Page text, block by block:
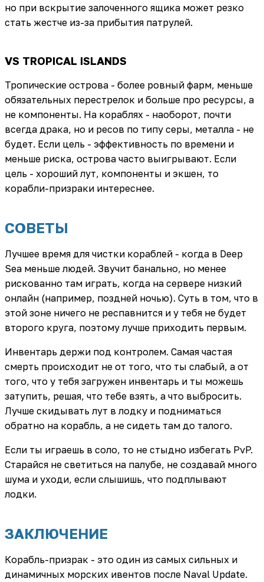
но при вскрытие залоченного ящика может резко
стать жестче из-за прибытия патрулей.
VS TROPICAL ISLANDS
Тропические острова - более ровный фарм, меньше
обязательных перестрелок и больше про ресурсы, а
не компоненты. На кораблях - наоборот, почти
всегда драка, но и ресов по типу серы, металла - не
будет. Если цель - эффективность по времени и
меньше риска, острова часто выигрывают. Если
цель - хороший лут, компоненты и экшен, то
корабли-призраки интереснее.
СОВЕТЫ
Лучшее время для чистки кораблей - когда в Deep
Sea меньше людей. Звучит банально, но менее
рискованно там играть, когда на сервере низкий
онлайн (например, поздней ночью). Суть в том, что в
этой зоне ничего не респавнится и у тебя не будет
второго круга, поэтому лучше приходить первым.
Инвентарь держи под контролем. Самая частая
смерть происходит не от того, что ты слабый, а от
того, что у тебя загружен инвентарь и ты можешь
затупить, решая, что тебе взять, а что выбросить.
Лучше скидывать лут в лодку и подниматься
обратно на корабль, а не сидеть там до талого.
Если ты играешь в соло, то не стыдно избегать PvP.
Старайся не светиться на палубе, не создавай много
шума и уходи, если слышишь, что подплывают
лодки.
ЗАКЛЮЧЕНИЕ
Корабль-призрак - это один из самых сильных и
динамичных морских ивентов после Naval Update.